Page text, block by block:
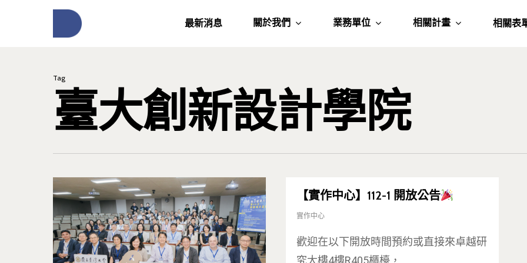
按下Enter開始搜尋，或Esc關閉跳窗
最新消息 關於我們 業務單位 相關計畫 相關表
Tag
臺大創新設計學院
【實作中心】112-1 開放公告
實作中心
歡迎在以下開放時間預約或直接來卓越研
究大樓4樓R405櫃檯，…